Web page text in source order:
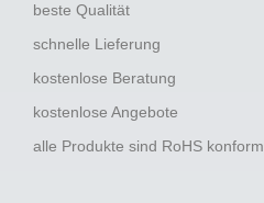
beste Qualität
schnelle Lieferung
kostenlose Beratung
kostenlose Angebote
alle Produkte sind RoHS konform